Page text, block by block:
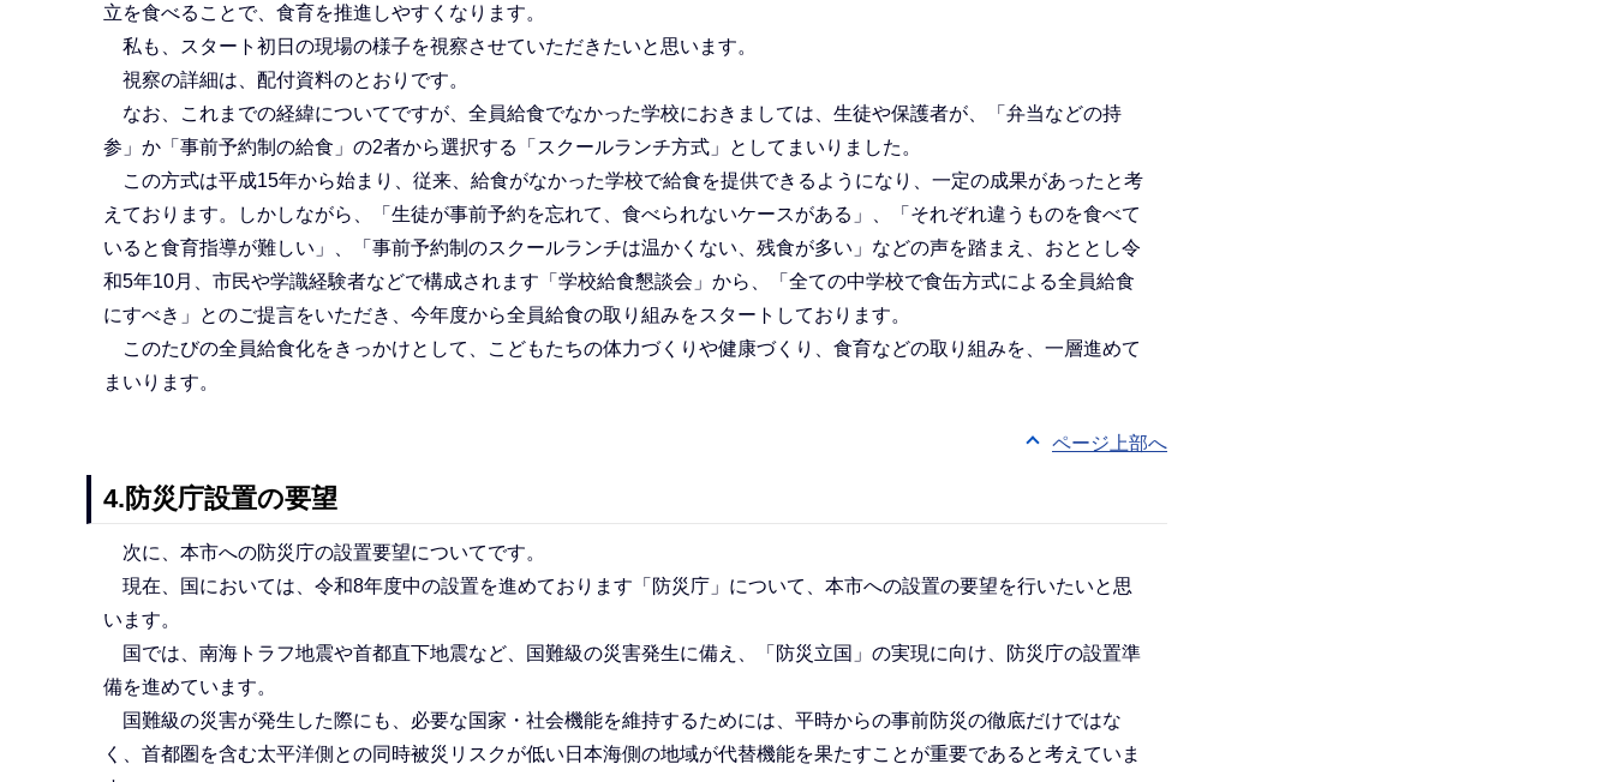
立を食べることで、食育を推進しやすくなります。
私も、スタート初日の現場の様子を視察させていただきたいと思います。
視察の詳細は、配付資料のとおりです。
なお、これまでの経緯についてですが、全員給食でなかった学校におきましては、生徒や保護者が、「弁当などの持
参」か「事前予約制の給食」の2者から選択する「スクールランチ方式」としてまいりました。
この方式は平成15年から始まり、従来、給食がなかった学校で給食を提供できるようになり、一定の成果があったと考
えております。しかしながら、「生徒が事前予約を忘れて、食べられないケースがある」、「それぞれ違うものを食べて
いると食育指導が難しい」、「事前予約制のスクールランチは温かくない、残食が多い」などの声を踏まえ、おととし令
和5年10月、市民や学識経験者などで構成されます「学校給食懇談会」から、「全ての中学校で食缶方式による全員給食
にすべき」とのご提言をいただき、今年度から全員給食の取り組みをスタートしております。
このたびの全員給食化をきっかけとして、こどもたちの体力づくりや健康づくり、食育などの取り組みを、一層進めて
まいります。
ページ上部へ
4.防災庁設置の要望
次に、本市への防災庁の設置要望についてです。
現在、国においては、令和8年度中の設置を進めております「防災庁」について、本市への設置の要望を行いたいと思
います。
国では、南海トラフ地震や首都直下地震など、国難級の災害発生に備え、「防災立国」の実現に向け、防災庁の設置準
備を進めています。
国難級の災害が発生した際にも、必要な国家・社会機能を維持するためには、平時からの事前防災の徹底だけではな
く、首都圏を含む太平洋側との同時被災リスクが低い日本海側の地域が代替機能を果たすことが重要であると考えていま